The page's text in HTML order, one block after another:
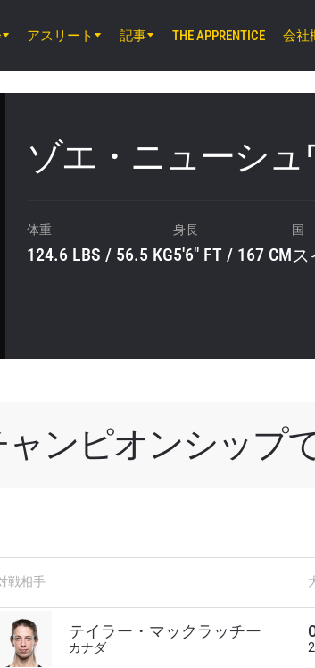
ONE Friday Fights 166 & The
アスリート 記事 THE APPRENTICE 会社
ゾエ・ニューシュ
体重
124.6 LBS / 56.5 KG
身長
5'6" FT / 167 CM
国
ス
ャンピオンシップ
戦相手
テイラー・マックラッチー
カナダ
対戦相手
をゲット
ベントの最高の席をゲットするため今す